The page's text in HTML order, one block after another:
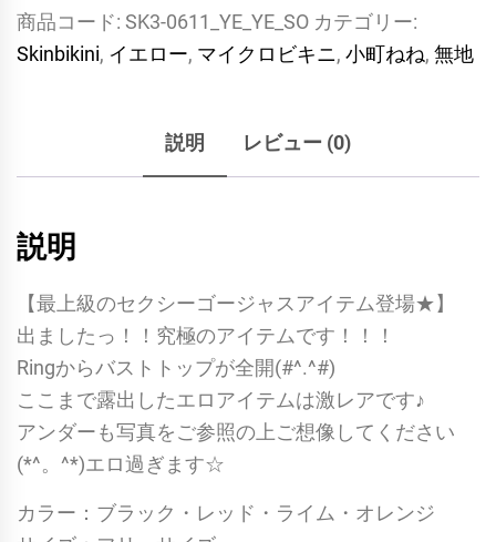
上
陸
ロ
ィ
ッ
ク
O-
Ring&
オ
ー
商品コード: SK3-0611_YE_YE_SO カテゴリー:
Skinbikini, イエロー, マイクロビキニ, 小町ねね, 無地
説明 レビュー (0)
説明
【最上級のセクシーゴージャスアイテム登場★】
出ましたっ！！究極のアイテムです！！！
Ringからバストトップが全開(#^.^#)
ここまで露出したエロアイテムは激レアです♪
アンダーも写真をご参照の上ご想像してください
(*^。^*)エロ過ぎます☆
カラー：ブラック・レッド・ライム・オレンジ